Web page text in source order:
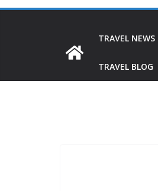
TRAVEL NEWS
TRAVEL BLOG